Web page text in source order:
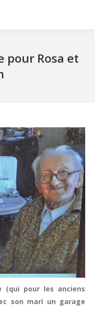
pour Rosa et
(qui pour les anciens
son mari un garage